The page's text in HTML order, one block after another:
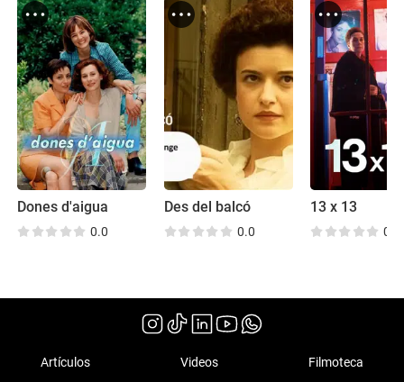
Dones d'aigua
0.0
Des del balcó
0.0
13 x 13
0.0
Artículos Videos Filmoteca